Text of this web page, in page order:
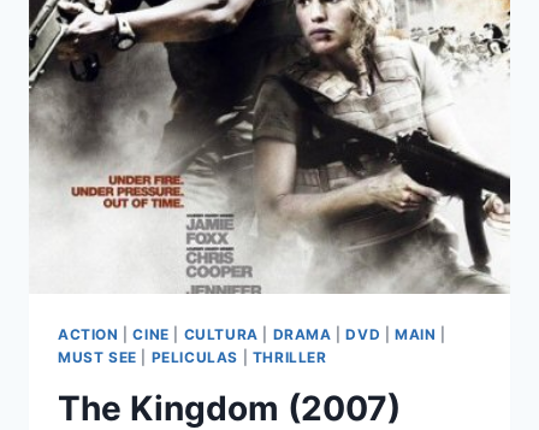
ACTION |CINE CULTURA DRAMA |DVD MAIN
MUST SEE
PELICULAS THRILLER
The Kingdom (2007)